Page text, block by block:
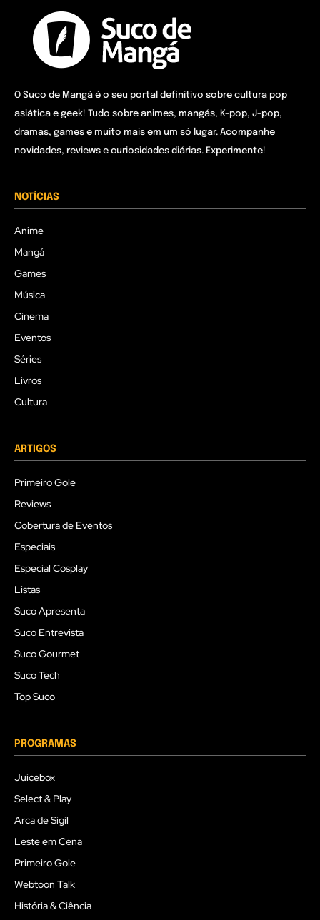
O Suco de Mangá é o seu portal definitivo sobre cultura pop
asiática e geek! Tudo sobre animes, mangás, K-pop, J-pop,
dramas, games e muito mais em um só lugar. Acompanhe
novidades, reviews e curiosidades diárias. Experimente!
NOTÍCIAS
Anime
Mangá
Games
Música
Cinema
Eventos
Séries
Livros
Cultura
ARTIGOS
Primeiro Gole
Reviews
Cobertura de Eventos
Especiais
Especial Cosplay
Listas
Suco Apresenta
Suco Entrevista
Suco Gourmet
Suco Tech
Top Suco
PROGRAMAS
Juicebox
Select & Play
Arca de Sigil
Leste em Cena
Primeiro Gole
Webtoon Talk
História & Ciência